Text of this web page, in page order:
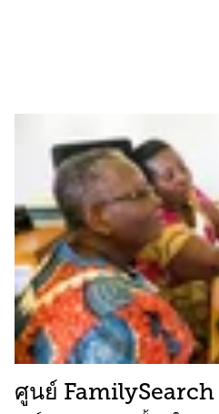
ศูนย์ FamilySearch